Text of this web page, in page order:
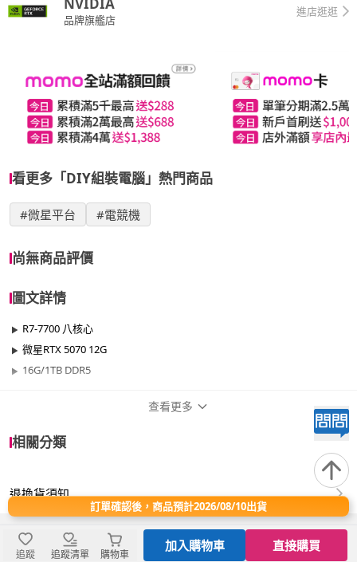
品牌旗艦店
進店逛逛
看更多「DIY組裝電腦」熱門商品
#微星平台 #電競機
尚無商品評價
圖文詳情
R7-7700 八核心
微星RTX 5070 12G
16G/1TB DDR5
效能 701W~1000W
晶片 RTX50系列
查看更多
相關分類
退換貨須知
訂單確認後，商品預計2026/08/10出貨
追蹤 追蹤清單 購物車
加入購物車 直接購買